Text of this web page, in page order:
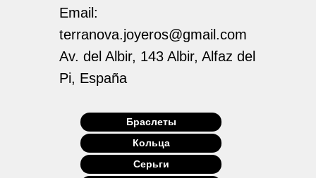
Браслеты
Кольца
Серьги
Email:
terranova.joyeros@gmail.com
Av. del Albir, 143 Albir, Alfaz del
Pi, España